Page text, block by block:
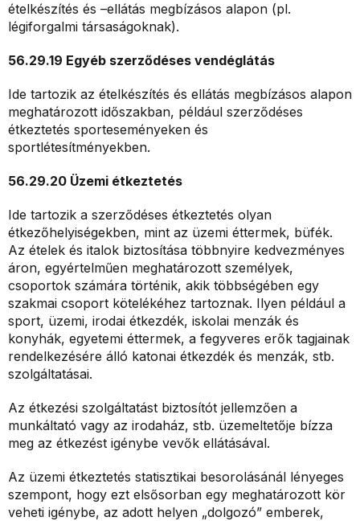
ételkészítés és –ellátás megbízásos alapon (pl.
légiforgalmi társaságoknak).
56.29.19 Egyéb szerződéses vendéglátás
Ide tartozik az ételkészítés és ellátás megbízásos alapon
meghatározott időszakban, például szerződéses
étkeztetés sporteseményeken és
sportlétesítményekben.
56.29.20 Üzemi étkeztetés
Ide tartozik a szerződéses étkeztetés olyan
étkezőhelyiségekben, mint az üzemi éttermek, büfék.
Az ételek és italok biztosítása többnyire kedvezményes
áron, egyértelműen meghatározott személyek,
csoportok számára történik, akik többségében egy
szakmai csoport kötelékéhez tartoznak. Ilyen például a
sport, üzemi, irodai étkezdék, iskolai menzák és
konyhák, egyetemi éttermek, a fegyveres erők tagjainak
rendelkezésére álló katonai étkezdék és menzák, stb.
szolgáltatásai.
Az étkezési szolgáltatást biztosítót jellemzően a
munkáltató vagy az irodaház, stb. üzemeltetője bízza
meg az étkezést igénybe vevők ellátásával.
Az üzemi étkeztetés statisztikai besorolásánál lényeges
szempont, hogy ezt elsősorban egy meghatározott kör
veheti igénybe, az adott helyen „dolgozó” emberek,